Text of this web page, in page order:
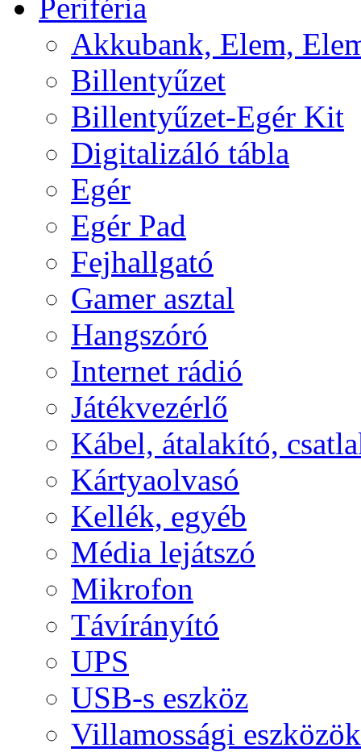
Periféria
Akkubank, Elem,
Billentyűzet
Billentyűzet-Egér Kit
Digitalizáló tábla
Egér
Egér Pad
Fejhallgató
Gamer asztal
Hangszóró
Internet rádió
Játékvezérlő
Kábel, átalakító,
Kártyaolvasó
Kellék, egyéb
Média lejátszó
Mikrofon
Távírányító
UPS
USB-s eszköz
Villamossági eszközök